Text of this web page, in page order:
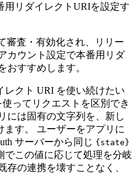
用リダイレクトURIを設定す
審査・有効化され、リリー
アカウント設定で本番用リダ
おすすめします。
レクト URI を使い続けたい
ってリクエストを区別でき
には固有の文字列を、新し
す。 ユーザーをアプリに
サーバーから同じ {state}
この値に応じて処理を分岐
存の連携を壊すことなく、